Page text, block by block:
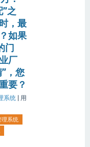
之
，最
如果
门
厂
，您
要？
系统
用
理系统